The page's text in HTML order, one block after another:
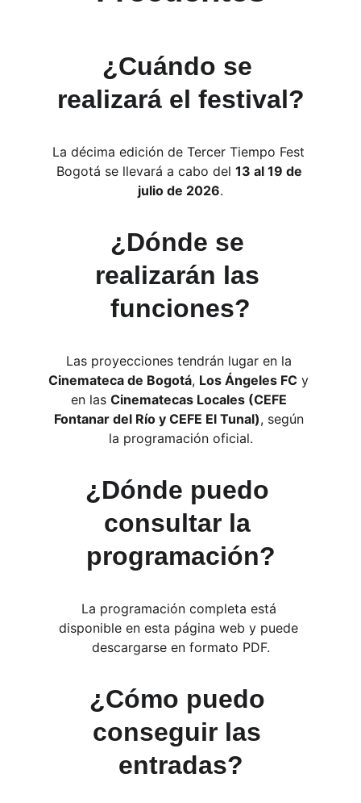
¿Cuándo se
realizará el festival?
La décima edición de Tercer Tiempo Fest
Bogotá se llevará a cabo del 13 al 19 de
julio de 2026.
¿Dónde se
realizarán las
funciones?
Las proyecciones tendrán lugar en la
Cinemateca de Bogotá, Los Ángeles FC y
en las Cinematecas Locales (CEFE
Fontanar del Río y CEFE El Tunal), según
la programación oficial.
¿Dónde puedo
consultar la
programación?
La programación completa está
disponible en esta página web y puede
descargarse en formato PDF.
¿Cómo puedo
conseguir las
entradas?